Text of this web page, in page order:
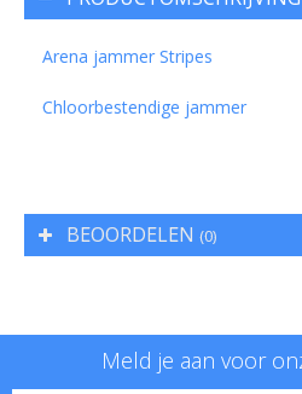
Arena jammer Stripes
Chloorbestendige jammer
BEOORDELEN (0)
Meld je aan voor